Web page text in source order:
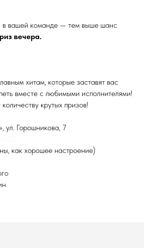
вашей команде — тем выше шанс
вечера.
хитам, которые заставят вас
вместе с любимыми исполнителями!
крутых призов!
ул. Горошникова, 7
как хорошее настроение)